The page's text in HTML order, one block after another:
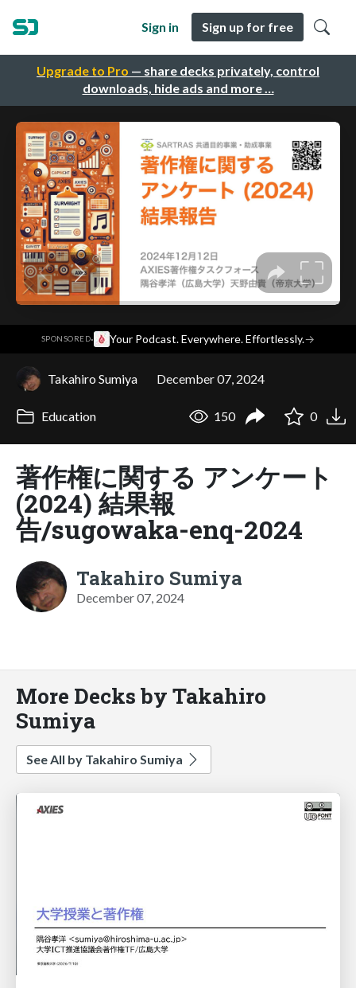
Upgrade to Pro — share decks privately, control
downloads, hide ads and more …
Sign in Sign up for free
SPONSORED· Your Podcast. Everywhere. Effortlessly.→
Takahiro Sumiya December 07, 2024
Education 150 0
著作権に関する アンケート
(2024) 結果報
告/sugowaka-enq-2024
Takahiro Sumiya
December 07, 2024
More Decks by Takahiro
Sumiya
See All by Takahiro Sumiya